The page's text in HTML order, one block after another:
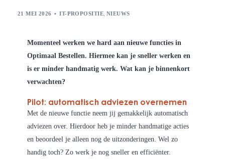
21 MEI 2026 IT-PROPOSITIE, NIEUWS
Momenteel werken we hard aan nieuwe functies in
Optimaal Bestellen. Hiermee kan je sneller werken en
is er minder handmatig werk. Wat kan je binnenkort
verwachten?
Pilot: automatisch adviezen overnemen
Met de nieuwe functie neem jij gemakkelijk automatisch
adviezen over. Hierdoor heb je minder handmatige acties
en beoordeel je alleen nog de uitzonderingen. Wel zo
handig toch? Zo werk je nog sneller en efficiënter.